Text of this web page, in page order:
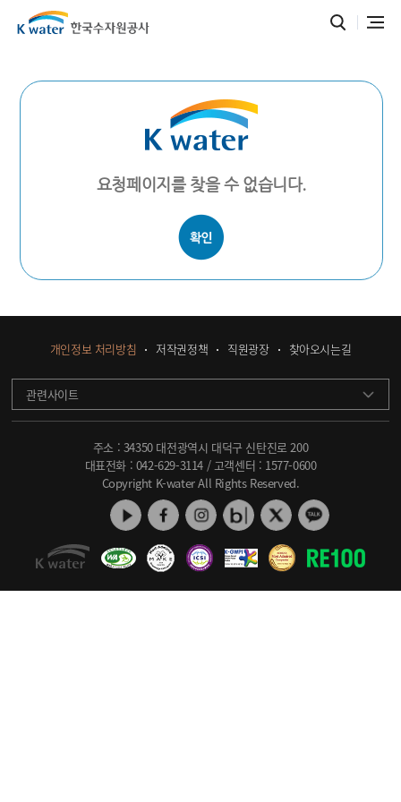
요청페이지를 찾을 수 없습니다.
개인정보 처리방침 저작권정책 직원광장 찾아오시는길
관련사이트
주소 : 34350 대전광역시 대덕구 신탄진로 200
대표전화 : 042-629-3114 / 고객센터 : 1577-0600
Copyright K-water All Rights Reserved.